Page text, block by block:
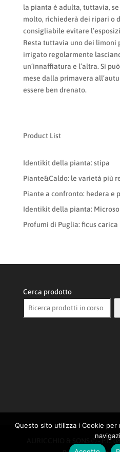
la pianta è adulta, tuttavia,
molto, richiederà dei ripari o
consigliabile evitare
Resta tuttavia uno dei limoni
irrigato regolarmente
un’innaffiatura e l’altra. Si
mese dalla primavera
essere ben drenato.
Product List
Identikit della pianta: stipa
Piante&Caldo: le varietà più
Piante a confronto: hedera e
Identikit della pianta:
Profumi di Puglia: ficus carica
Cerca prodotto
AURICCHIO & SONS © - P.I.:
Questo sito utilizza i Cookie per